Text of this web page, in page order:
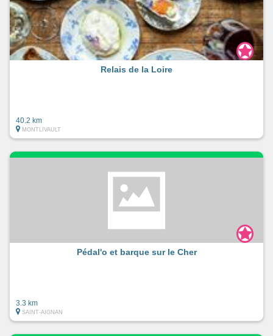
Relais de la Loire
40.2 km
MONTLIVAULT
Pédal'o et barque sur le Cher
3.3 km
SAINT-AIGNAN